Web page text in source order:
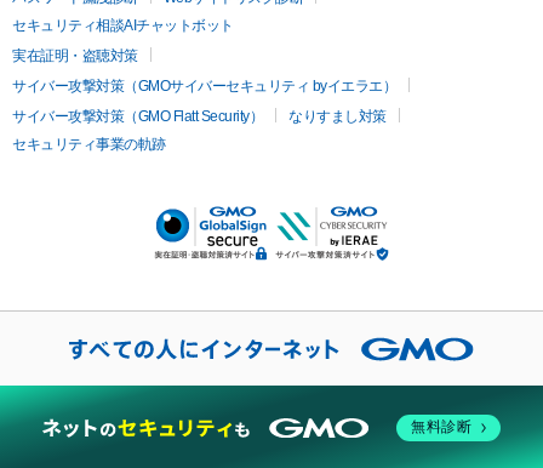
当社では、お客様に当社のウェブサイトを快適にご利用いただく
ために、クッキーを使用しています。
同意する 設定
セキュリティ相談AIチャットボット
実在証明・盗聴対策
サイバー攻撃対策（GMOサイバーセキュリティ byイエラエ）
サイバー攻撃対策（GMO Flatt Security）
なりすまし対策
セキュリティ事業の軌跡
無料診断